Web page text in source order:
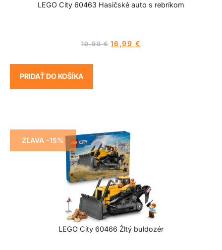
LEGO City 60463 Hasičské auto s rebríkom
19,99€ 16,99 €
PRIDAŤ DO KOŠÍKA
ZĽAVA -15%
LEGO City 60466 Žltý buldozér